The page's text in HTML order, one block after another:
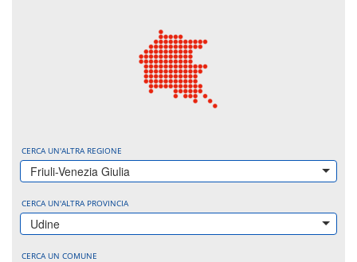
CERCA UN'ALTRA REGIONE
Friuli-Venezia Giulia
CERCA UN'ALTRA PROVINCIA
Udine
CERCA UN COMUNE